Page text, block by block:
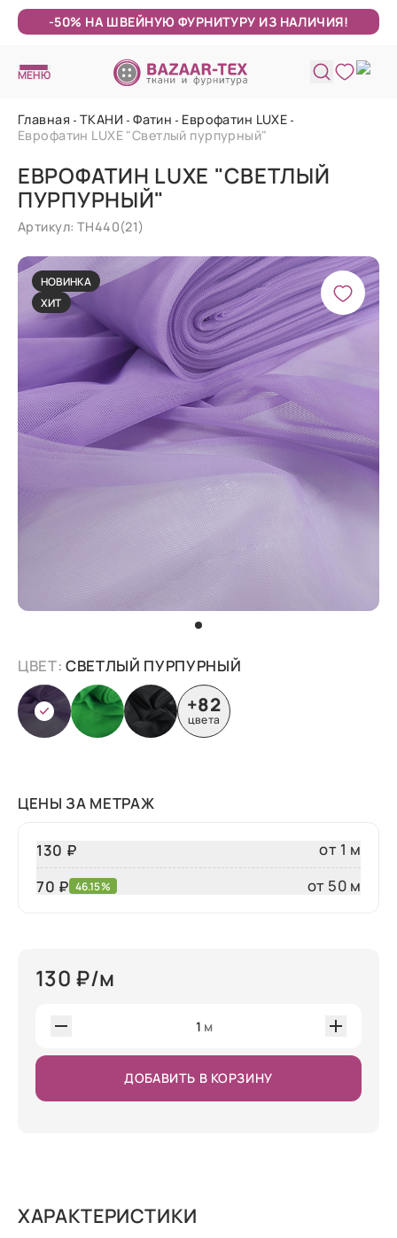
-50% НА ШВЕЙНУЮ ФУРНИТУРУ ИЗ НАЛИЧИЯ!
МЕНЮ
Главная ТКАНИ Фатин
Еврофатин LUXE
Еврофатин LUXE "Светлый пурпурный"
ЕВРОФАТИН LUXE "СВЕТЛЫЙ
ПУРПУРНЫЙ"
Артикул: ТН440(21)
НОВИНКА
ХИТ
ЦВЕТ:СВЕТЛЫЙ ПУРПУРНЫЙ
+82
цвета
ЦЕНЫ ЗА МЕТРАЖ
130 ₽
от 1 м
70 ₽ 46.15% от 50 м
130 ₽/м
1 м
ДОБАВИТЬ В КОРЗИНУ
ХАРАКТЕРИСТИКИ